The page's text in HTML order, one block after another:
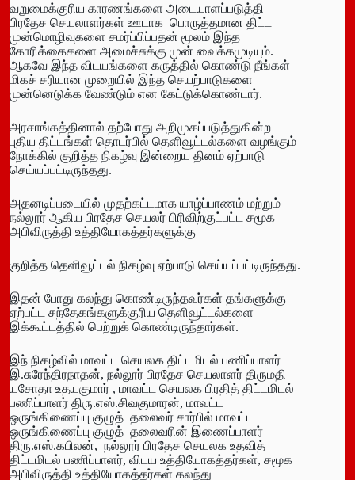
வறுமைக்குரிய காரணங்களை அடையாளப்படுத்தி
பிரதேச செயலாளர்கள் ஊடாக பொருத்தமான திட்ட
முன்மொழிவுகளை சமர்ப்பிப்பதன் மூலம் இந்த
கோரிக்கைகளை அமைச்சுக்கு முன் வைக்கமுடியும்.
ஆகவே இந்த விடயங்களை கருத்தில் கொண்டு நீங்கள்
மிகச் சரியான முறையில் இந்த செயற்பாடுகளை
முன்னெடுக்க வேண்டும் என கேட்டுக்கொண்டார்.
அரசாங்கத்தினால் தற்போது அறிமுகப்படுத்துகின்ற
புதிய திட்டங்கள் தொடர்பில் தெளிவூட்டல்களை வழங்கும்
நோக்கில் குறித்த நிகழ்வு இன்றைய தினம் ஏற்பாடு
செய்யப்பட்டிருந்தது.
அதனடிப்படையில் முதற்கட்டமாக யாழ்ப்பாணம் மற்றும்
நல்லூர் ஆகிய பிரதேச செயலர் பிரிவிற்குட்பட்ட சமூக
அபிவிருத்தி உத்தியோகத்தர்களுக்கு
குறித்த தெளிவூட்டல் நிகழ்வு ஏற்பாடு செய்யப்பட்டிருந்தது.
இதன் போது கலந்து கொண்டிருந்தவர்கள் தங்களுக்கு
ஏற்பட்ட சந்தேகங்களுக்குரிய தெளிவூட்டல்களை
இக்கூட்டத்தில் பெற்றுக் கொண்டிருந்தார்கள்.
இந் நிகழ்வில் மாவட்ட செயலக திட்டமிடல் பணிப்பாளர்
இ.சுரேந்திரநாதன், நல்லூர் பிரதேச செயலாளர் திருமதி
யசோதா உதயகுமார் , மாவட்ட செயலக பிரதித் திட்டமிடல்
பணிப்பாளர் திரு.எஸ்.சிவகுமாரன், மாவட்ட
ஒருங்கிணைப்பு குழுத் தலைவர் சார்பில் மாவட்ட
ஒருங்கிணைப்பு குழுத் தலைவரின் இணைப்பாளர்
திரு.எஸ்.கபிலன், நல்லூர் பிரதேச செயலக உதவித்
திட்டமிடல் பணிப்பாளர், விடய உத்தியோகத்தர்கள், சமூக
அபிவிருத்தி உத்தியோகத்தர்கள் கலந்து